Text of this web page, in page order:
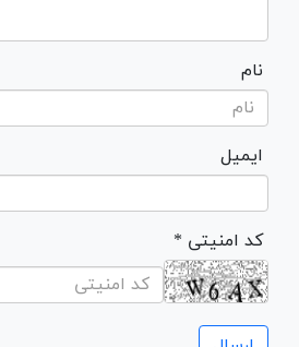
نام
ایمیل
* کد امنیتی